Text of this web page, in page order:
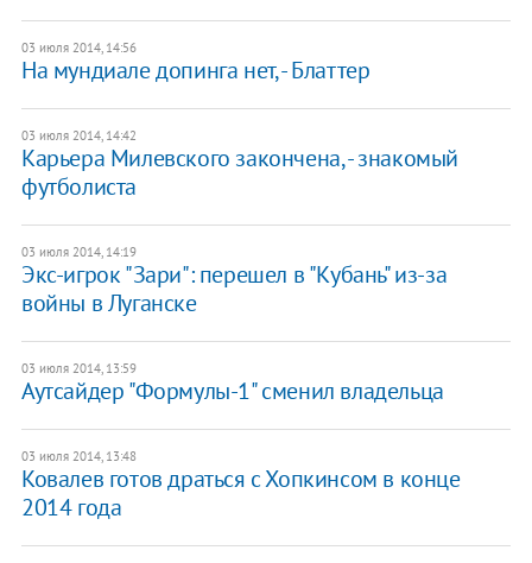
03 июля 2014, 14:56
На мундиале допинга нет, - Блаттер
03 июля 2014, 14:42
Карьера Милевского закончена, - знакомый
футболиста
03 июля 2014, 14:19
Экс-игрок "Зари": перешел в "Кубань" из-за
войны в Луганске
03 июля 2014, 13:59
Аутсайдер "Формулы-1" сменил владельца
03 июля 2014, 13:48
Ковалев готов драться с Хопкинсом в конце
2014 года